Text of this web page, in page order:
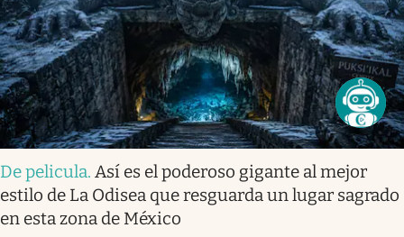
De pelicula. Así es el poderoso gigante al mejor
estilo de La Odisea que resguarda un lugar sagrado
en esta zona de México